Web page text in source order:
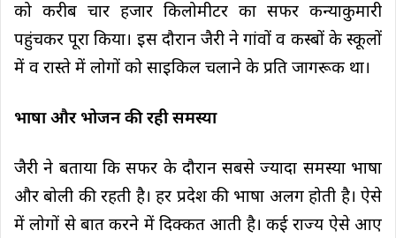
को करीब चार हजार किलोमीटर का सफर कन्याकुमारी
पहुंचकर पूरा किया। इस दौरान जैरी ने गांवों व कस्बों के स्कूलों
में व रास्ते में लोगों को साइकिल चलाने के प्रति जागरूक था।
भाषा और भोजन की रही समस्या
जैरी ने बताया कि सफर के दौरान सबसे ज्यादा समस्या भाषा
और बोली की रहती है। हर प्रदेश की भाषा अलग होती है। ऐसे
में लोगों से बात करने में दिक्कत आती है। कई राज्य ऐसे आए